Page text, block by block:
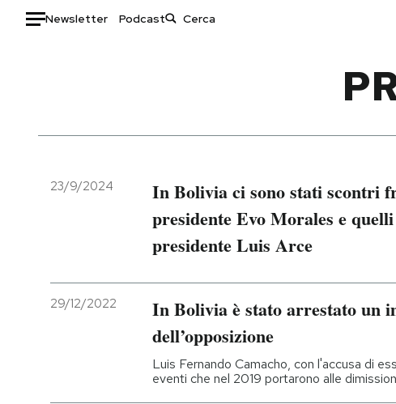
Newsletter Podcast
Italia
Politica
Economia
Moda
Ok Boomer!
Media
23/9/2024
In Bolivia ci sono stati scontri
presidente Evo Morales e
presidente Luis Arce
29/12/2022
In Bolivia è stato arrestato un
dell’opposizione
Luis Fernando Camacho, con l'accusa di
eventi che nel 2019 portarono alle